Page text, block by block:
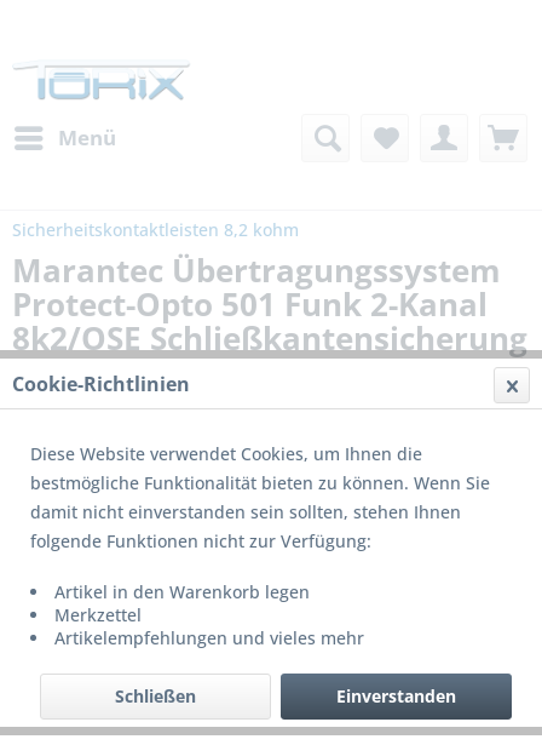
Menü
Sicherheitskontaktleisten 8,2 kohm
Marantec Übertragungssystem
Protect-Opto 501 Funk 2-Kanal
8k2/OSE Schließkantensicherung
Cookie-Richtlinien
Diese Website verwendet Cookies, um Ihnen die
bestmögliche Funktionalität bieten zu können. Wenn Sie
damit nicht einverstanden sein sollten, stehen Ihnen
folgende Funktionen nicht zur Verfügung:
Artikel in den Warenkorb legen
Merkzettel
Artikelempfehlungen und vieles mehr
Einverstanden
Schließen